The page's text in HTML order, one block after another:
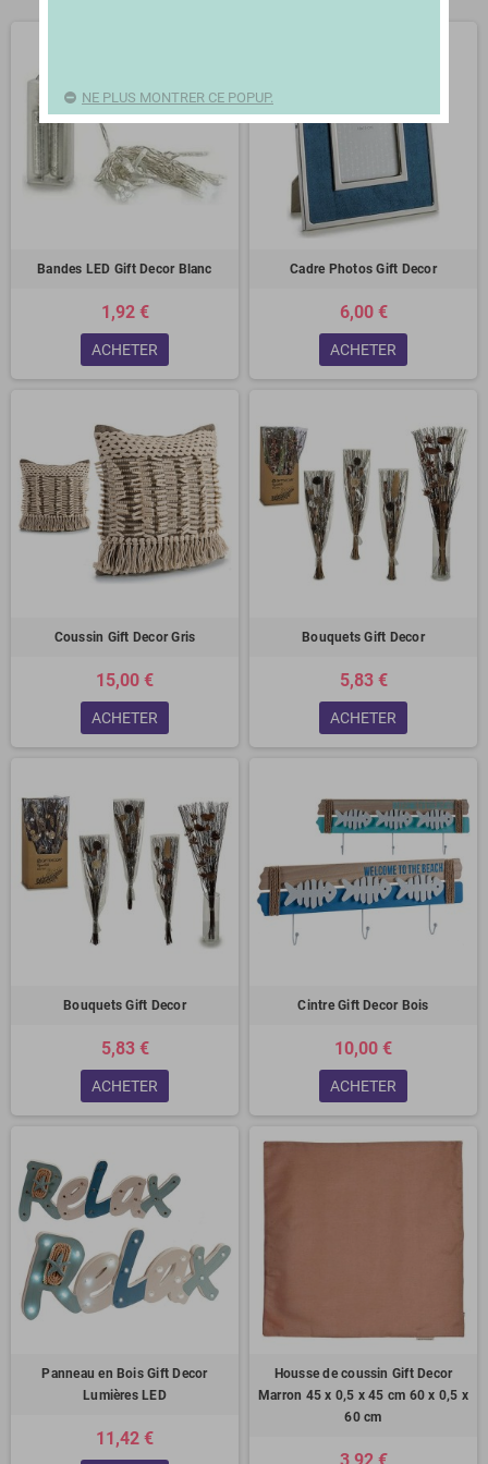
Bandes LED Gift Decor Blanc
1,92 €
ACHETER
Cadre Photos Gift Decor
6,00 €
ACHETER
Coussin Gift Decor Gris
15,00 €
ACHETER
Bouquets Gift Decor
5,83 €
ACHETER
Bouquets Gift Decor
5,83 €
ACHETER
Cintre Gift Decor Bois
10,00 €
ACHETER
Panneau en Bois Gift Decor
Lumières LED
11,42 €
Housse de coussin Gift Decor
Marron 45 x 0,5 x 45 cm 60 x 0,5 x
60 cm
NE PLUS MONTRER CE POPUP.